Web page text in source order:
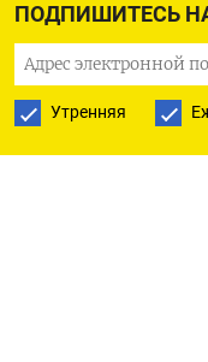
ПОДПИШИТЕСЬ
Утренняя